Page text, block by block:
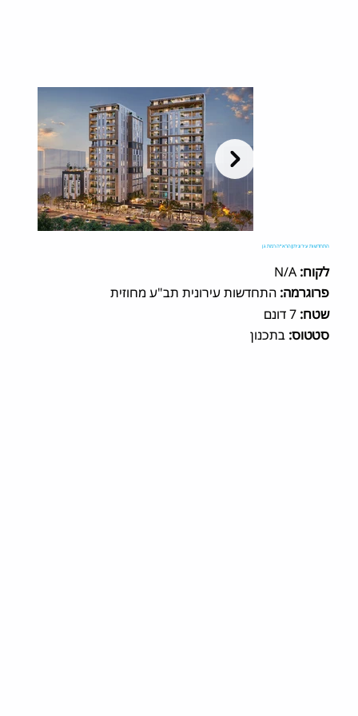
התחדשות עירונית | הרא"ה רמת גן
לקוח: N/A
פרוגרמה: התחדשות עירונית תב"ע מחוזית
שטח: 7 דונם
סטטוס: בתכנון